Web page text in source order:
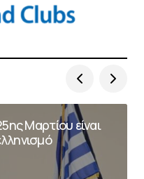
Μαρτίου είναι